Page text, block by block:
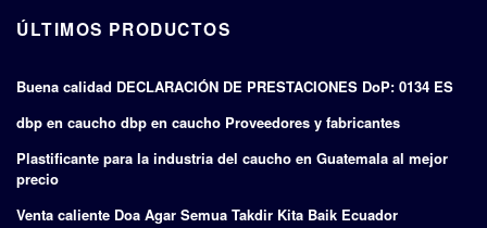
ÚLTIMOS PRODUCTOS
Buena calidad DECLARACIÓN DE PRESTACIONES DoP: 0134 ES
dbp en caucho dbp en caucho Proveedores y fabricantes
Plastificante para la industria del caucho en Guatemala al mejor
precio
Venta caliente Doa Agar Semua Takdir Kita Baik Ecuador